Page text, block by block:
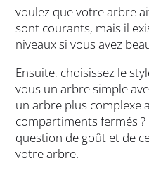
voulez que votre arbre
sont courants, mais il
niveaux si vous avez
Ensuite, choisissez le
vous un arbre simple
un arbre plus complexe
compartiments fermés ?
question de goût et de
votre arbre.